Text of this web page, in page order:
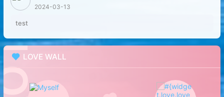
2024-03-13
test
LOVE WALL